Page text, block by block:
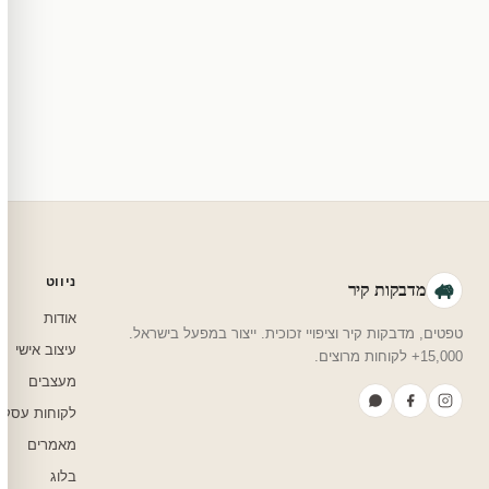
מדבקות קיר
טפטים, מדבקות קיר וציפויי זכוכית. ייצור במפעל בישראל.
15,000+ לקוחות מרוצים.
ניווט
אודות
עיצוב אישי
מעצבים
לקוחות
מאמרים
בלוג